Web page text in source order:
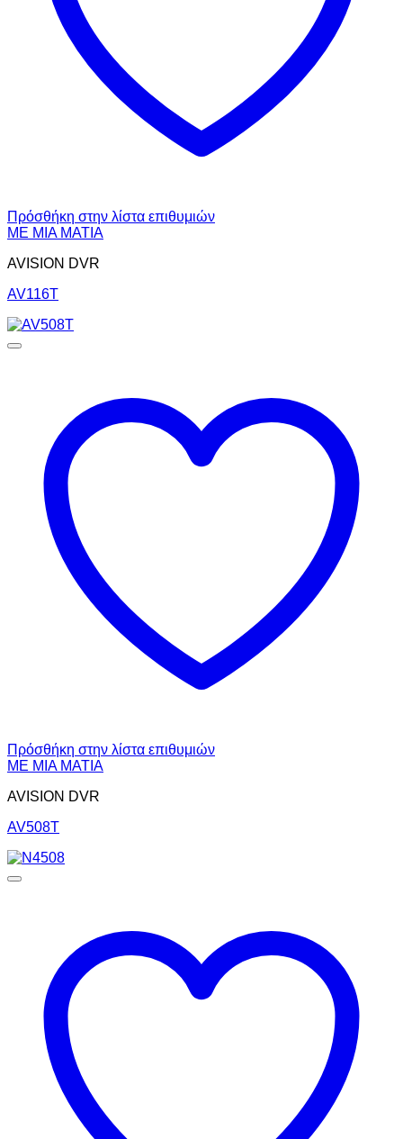
Πρόσθήκη στην λίστα επιθυμιών
ΜΕ ΜΙΑ ΜΑΤΙΑ
AVISION DVR
AV116T
Πρόσθήκη στην λίστα επιθυμιών
ΜΕ ΜΙΑ ΜΑΤΙΑ
AVISION DVR
AV508T